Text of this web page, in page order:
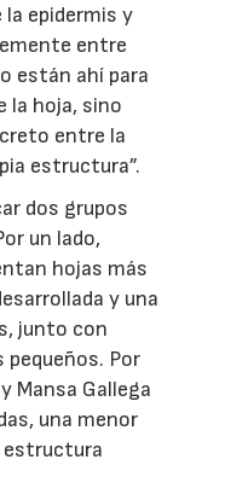
la epidermis y
entre
están ahí para
la hoja, sino
entre la
estructura”.
dos grupos
un lado,
hojas más
y una
junto con
Por
Mansa Gallega
una menor
estructura